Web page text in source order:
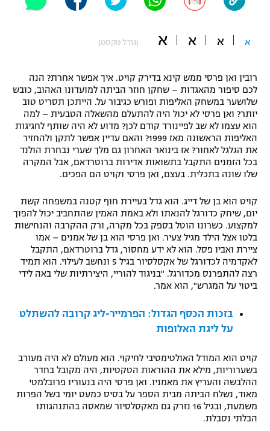
תקנון משתתפים וזוכים בפרסים
תקנון עבור פעילות אלקטרה
תקנון עבור פעילות ספורט 1 – "מרלן"
טניס
גיימינג E-Sports
תנאי שימוש
מדיניות פרטיות
תקנון פעילות ספורט 1
רשיון להקרנה פומבית לבית עסק
הצטרפות לחבילת הערוצים
תגיות
המגזין
כדורמים
פוטבול אמריקאי NFL
בייסבול MLB
ספורט אתגרי ואקסטרים
אומנויות לחימה
גיימינג E-Sports
א א א א (גודל טקסט)
רובין ואן פרסי ממש קינא בדירק קויט. איך אפשר אחרת? הנה
לכם סיפור מהאגדות – שחקן חוזר הביתה למועדונו האהוב, כובש
שלושער במשחק האליפות ופורש כגיבור על. הייתכן תסריט טוב
יותר? ואן פרסי לא יכול היה להתעלם מהשאלה הטבעית – למה
הוא עצמו לא שב לפיינורד קודם לכן? מדוע לא היה שותף לחגיגות
האליפות הראשונה מאז 1999? והאם עדיין אפשר לתקן ולהחזיר
את הגלגל לאחור? אז בינואר האחרון גם מלך שערי נבחרת הולנד
בכל הזמנים התקבל בתשואות אדירות ברוטרדאם, אבל המקרה
שלו שונה בתכלית. בעצם, ואן פרסי וקויט הם הפכים.
קויט הוא בן של דייג. הוא גדל בעיירת חוף קטנה במשפחה קשת
יום, שיחק כדורגל להנאתו ולא באמת האמין שהתחביב יכול להפוך
למקצוע. כשרונו הוטל בספק בכל מקרה, ורק ההקרבה והנחישות
בלטו אצל הילד מגיל צעיר. ואן פרסי הוא בן של אמנים – אמו
ציירת ואביו פסל. הוא לא ידע מחסור, גדל ברוטרדאם, התקבל
לאקדמיה לכדורגל של אקסלסיור בגיל 5 ונחשב לעילוי. הוא תמיד
רצה להתפרנס מכדורגל. "בניגוד להוריי, היצירתיות שלי באה לידי
ביטוי על המגרש", הוא אמר.
בזכות הכסף הגדול: הפרמייר-ליג קרובה להשתלט
על ליגת האלופות
קויט הוא המודל האולטימטיבי לחיקוי. הוא מעולם לא היה מעורב
בשערוריות, מילא את ההוראות הטקטיות, היה מקובל בחדר
ההלבשה והעריץ את מאמניו. ואן פרסי היה בנעוריו פרובלמטי
מאוד, נשלח הביתה מבית הספר על בסיס כמעט יומי בשל הפרות
משמעת, ובגיל 16 נזרק גם מאקסלסיור שמאסה בהתנהגותו
הבלתי נסבלת.